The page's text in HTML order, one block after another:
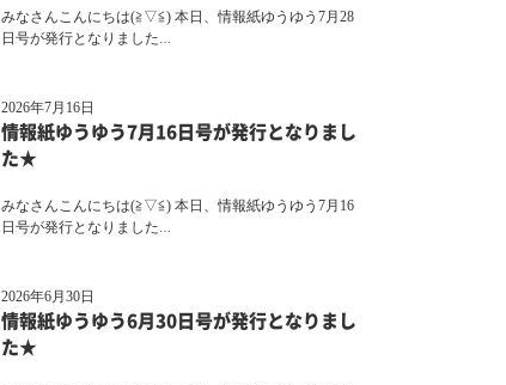
みなさんこんにちは(≧▽≦) 本日、情報紙ゆうゆう7月28
日号が発行となりました
2026年7月16日
情報紙ゆうゆう7月16日号が発行となりまし
た★
みなさんこんにちは(≧▽≦) 本日、情報紙ゆうゆう7月16
日号が発行となりました
2026年6月30日
情報紙ゆうゆう6月30日号が発行となりまし
た★